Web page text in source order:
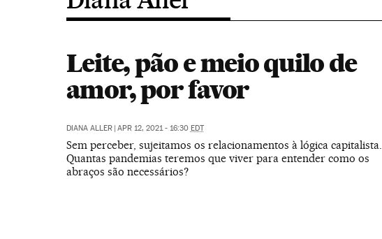
Leite, pão e meio quilo de
amor, por favor
DIANA ALLER | APR 12, 2021 - 16:30 EDT
Sem perceber, sujeitamos os relacionamentos à lógica capitalista.
Quantas pandemias teremos que viver para entender como os
abraços são necessários?